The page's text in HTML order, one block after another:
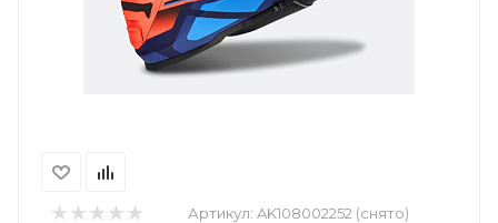
Артикул: AK108002252 (снято)